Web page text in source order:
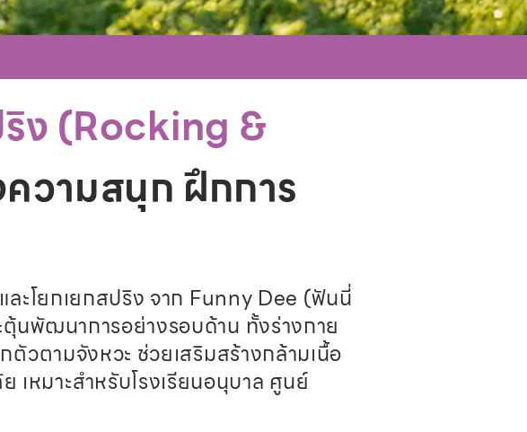
ริง (Rocking &
วามสนุก ฝึกการ
ละโยกเยกสปริง จาก Funny Dee (ฟันนี่
นพัฒนาการอย่างรอบด้าน ทั้งร่างกาย
ตัวตามจังหวะ ช่วยเสริมสร้างกล้ามเนื้อ
หมาะสำหรับโรงเรียนอนุบาล ศูนย์